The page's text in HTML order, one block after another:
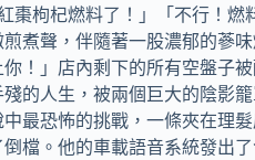
枸杞燃料了！」「不行！
煮聲，伴隨著一股濃郁的蔘
！」店內剩下的所有空盤子
的人生，被兩個巨大的陰影
最恐怖的挑戰，一條夾在理
檔。他的車載語音系統發出